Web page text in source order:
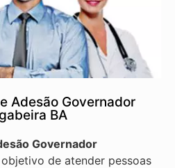
Adesão Governador
BA
Governador
de atender pessoas